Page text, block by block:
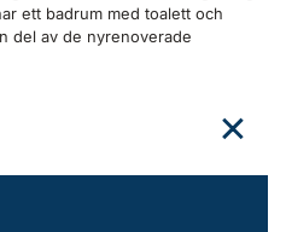
ett badrum med toalett och
del av de nyrenoverade